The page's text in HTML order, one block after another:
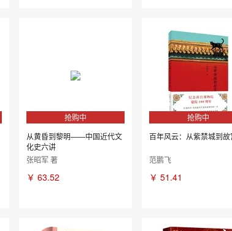
抢购中
从黄昏到黎明——中国近代文
化史六讲
张昭军 著
￥ 63.52
抢购中
百年风云：从紫禁城到故
范鹏飞
￥ 51.41